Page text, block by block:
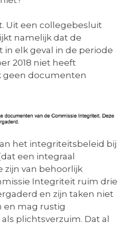
Uit een collegebesluit
namelijk dat de
elk geval in de periode
2018 niet heeft
geen documenten
het integriteitsbeleid bij
een integraal
van behoorlijk
Integriteit ruim drie
en zijn taken niet
en mag rustig
plichtsverzuim. Dat al